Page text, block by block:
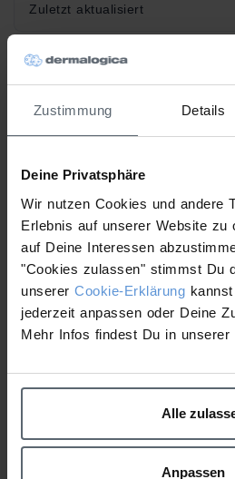
Zustimmung Details
Deine Privatsphäre
Wir nutzen Cookies und andere
Erlebnis auf unserer Website zu
auf Deine Interessen
"Cookies zulassen" stimmst Du
unserer Cookie-Erklärung
jederzeit anpassen oder Deine
Mehr Infos findest Du in unserer
Alle
Anpassen
Zuletzt aktualisiert
Workbook -
– Übersicht
Attached Files
1 file
v6 1.95 MB 2025-04-04
Workbook - Skin Expert –